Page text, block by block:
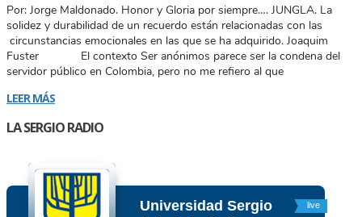
Por: Jorge Maldonado. Honor y Gloria por siempre…. JUNGLA. La
solidez y durabilidad de un recuerdo están relacionadas con las
circunstancias emocionales en las que se ha adquirido. Joaquim
Fuster El contexto Ser anónimos parece ser la condena del
servidor público en Colombia, pero no me refiero al que
LEER MÁS
LA SERGIO RADIO